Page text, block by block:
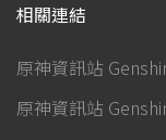
相關連結
原神資訊站
原神資訊站